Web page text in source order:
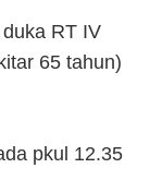
RT IV
65 tahun)
pkul 12.35